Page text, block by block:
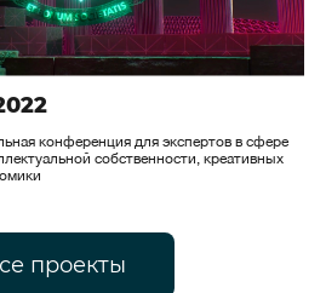
конференция для экспертов в сфере
собственности, креативных
проекты